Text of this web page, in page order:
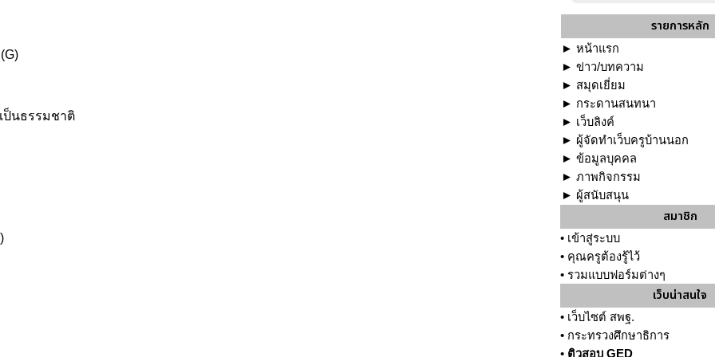
ป็นธรรมชาติ
รายการหลัก
► หน้าแรก
► ข่าว/บทความ
► สมุดเยี่ยม
► กระดานสนทนา
► เว็บลิงค์
► ผู้จัดทำเว็บครูบ้านนอก
► ข้อมูลบุคคล
► ภาพกิจกรรม
► ผู้สนับสนุน
สมาชิก
• เข้าสู่ระบบ
• คุณครูต้องรู้ไว้
• รวมแบบฟอร์มต่างๆ
เว็บน่าสนใจ
• เว็บไซต์ สพฐ.
• กระทรวงศึกษาธิการ
• ติวสอบ GED